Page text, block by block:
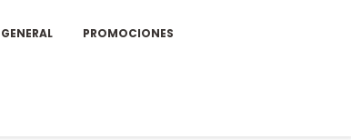
PROMOCIONES